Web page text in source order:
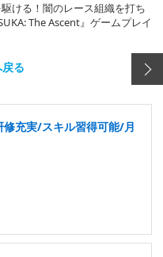
ける！闇のレース組織を打ち
The Ascent』ゲームプレイ
戻る
充実/スキル習得可能/月